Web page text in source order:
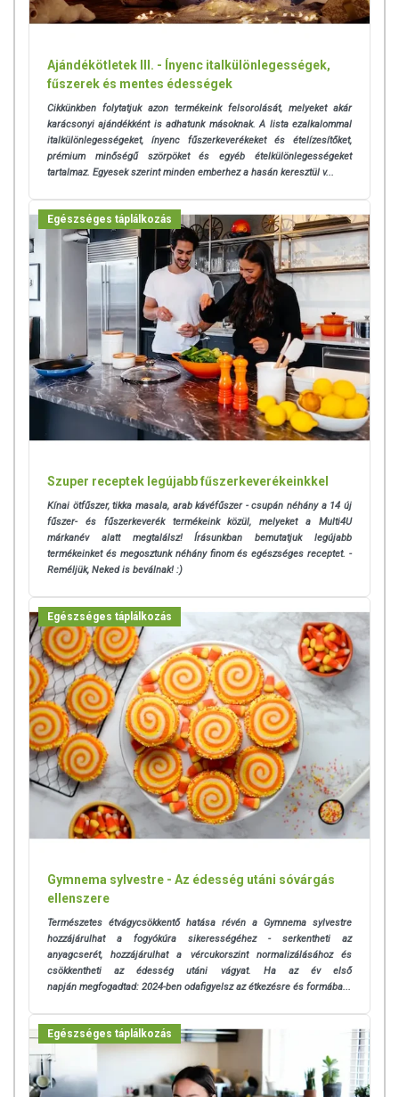
Ajándékötletek III. - Ínyenc italkülönlegességek,
fűszerek és mentes édességek
Cikkünkben folytatjuk azon termékeink felsorolását, melyeket akár
karácsonyi ajándékként is adhatunk másoknak. A lista ezalkalommal
italkülönlegességeket, ínyenc fűszerkeverékeket és ételízesítőket,
prémium minőségű szörpöket és egyéb ételkülönlegességeket
tartalmaz. Egyesek szerint minden emberhez a hasán keresztül v...
Egészséges táplálkozás
Szuper receptek legújabb fűszerkeverékeinkkel
Kínai ötfűszer, tikka masala, arab kávéfűszer - csupán néhány a 14 új
fűszer- és fűszerkeverék termékeink közül, melyeket a Multi4U
márkanév alatt megtalálsz! Írásunkban bemutatjuk legújabb
termékeinket és megosztunk néhány finom és egészséges receptet. -
Reméljük, Neked is beválnak! :)
Egészséges táplálkozás
Gymnema sylvestre - Az édesség utáni sóvárgás
ellenszere
Természetes étvágycsökkentő hatása révén a Gymnema sylvestre
hozzájárulhat a fogyókúra sikerességéhez - serkentheti az
anyagcserét, hozzájárulhat a vércukorszint normalizálásához és
csökkentheti az édesség utáni vágyat. Ha az év első
napján megfogadtad: 2024-ben odafigyelsz az étkezésre és formába...
Egészséges táplálkozás